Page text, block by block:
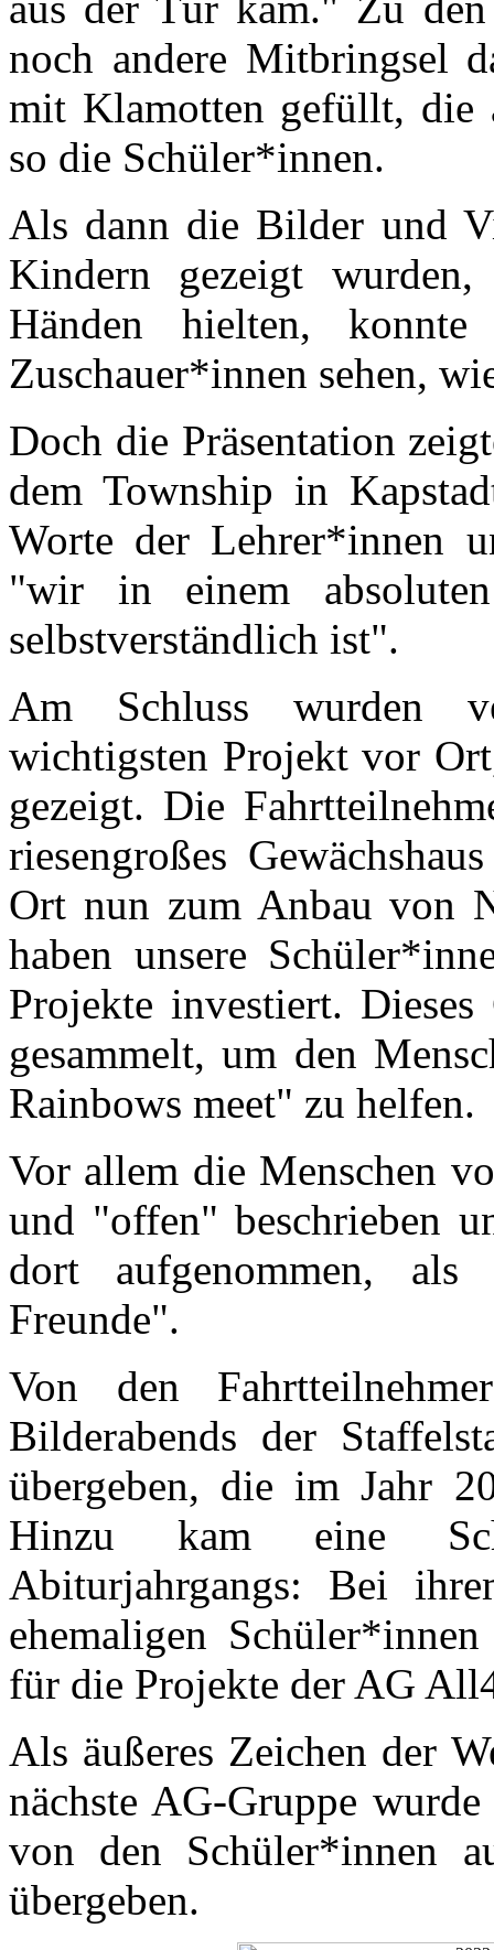
noch andere Mitbringsel
mit Klamotten gefüllt, die
so die Schüler*innen.
Als dann die Bilder und
Kindern gezeigt
Händen hielten,
Zuschauer*innen sehen,
Doch die Präsentation
dem Township in
Worte der Lehrer*innen
"wir in einem
selbstverständlich ist".
Am Schluss wurden
wichtigsten Projekt vor
gezeigt. Die
riesengroßes
Ort nun zum Anbau von
haben unsere
Projekte investiert.
gesammelt, um den
Rainbows meet" zu helfen.
Vor allem die Menschen
und "offen" beschrieben
dort aufgenommen,
Freunde".
Von den
Bilderabends der
übergeben, die im Jahr
Hinzu kam eine
Abiturjahrgangs: Bei
ehemaligen
für die Projekte der AG
Als äußeres Zeichen der
nächste AG-Gruppe
von den Schüler*innen
übergeben.